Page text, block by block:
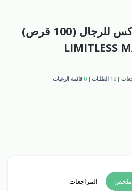
ليميتليس مان ماكس للرجال (100 قرص)
(LIMITLESS
12 الطلبات 0 قائمة الرغبات
ملخص المراجعات